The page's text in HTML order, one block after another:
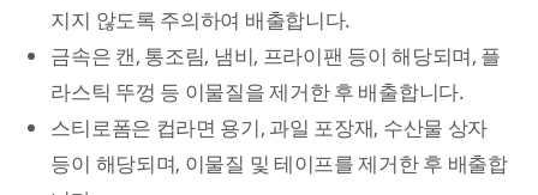
지지 않도록 주의하여 배출합니다.
금속은 캔, 통조림, 냄비, 프라이팬 등이 해당되며, 플
라스틱 뚜껑 등 이물질을 제거한 후 배출합니다.
스티로폼은 컵라면 용기, 과일 포장재, 수산물 상자
등이 해당되며, 이물질 및 테이프를 제거한 후 배출합